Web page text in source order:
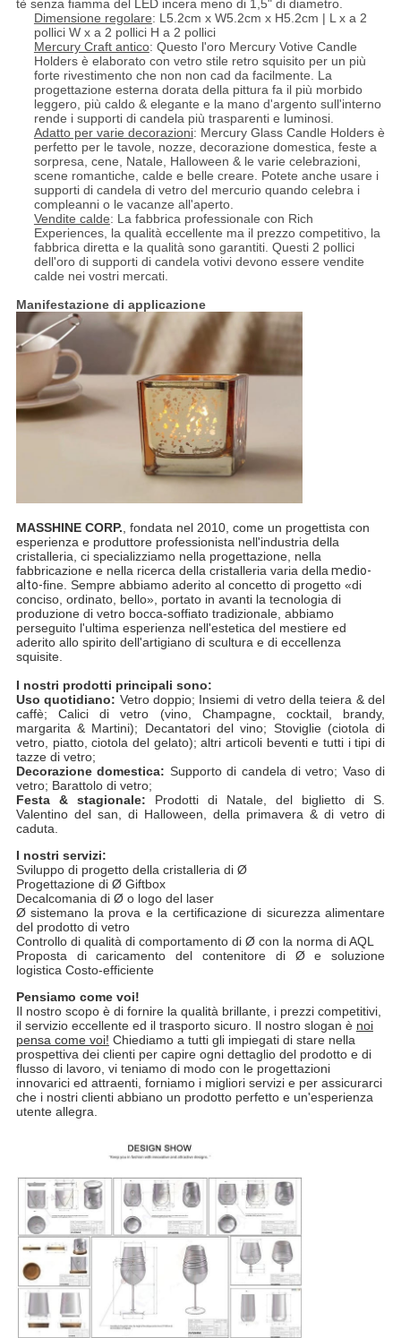
tè senza fiamma del LED incera meno di 1,5" di diametro.
Dimensione regolare: L5.2cm x W5.2cm x H5.2cm | L x a 2
pollici W x a 2 pollici H a 2 pollici
Mercury Craft antico: Questo l'oro Mercury Votive Candle
Holders è elaborato con vetro stile retro squisito per un più
forte rivestimento che non non cad da facilmente. La
progettazione esterna dorata della pittura fa il più morbido
leggero, più caldo & elegante e la mano d'argento sull'interno
rende i supporti di candela più trasparenti e luminosi.
Adatto per varie decorazioni: Mercury Glass Candle Holders è
perfetto per le tavole, nozze, decorazione domestica, feste a
sorpresa, cene, Natale, Halloween & le varie celebrazioni,
scene romantiche, calde e belle creare. Potete anche usare i
supporti di candela di vetro del mercurio quando celebra i
compleanni o le vacanze all'aperto.
Vendite calde: La fabbrica professionale con Rich
Experiences, la qualità eccellente ma il prezzo competitivo, la
fabbrica diretta e la qualità sono garantiti. Questi 2 pollici
dell'oro di supporti di candela votivi devono essere vendite
calde nei vostri mercati.
Manifestazione di applicazione
MASSHINE CORP. , fondata nel 2010, come un progettista con
esperienza e produttore professionista nell'industria della
cristalleria, ci specializziamo nella progettazione, nella
fabbricazione e nella ricerca della cristalleria varia della medio-
alto-fine. Sempre abbiamo aderito al concetto di progetto «di
conciso, ordinato, bello», portato in avanti la tecnologia di
produzione di vetro bocca-soffiato tradizionale, abbiamo
perseguito l'ultima esperienza nell'estetica del mestiere ed
aderito allo spirito dell'artigiano di scultura e di eccellenza
squisite.
I nostri prodotti principali sono:
Uso quotidiano: Vetro doppio; Insiemi di vetro della teiera & del
caffè; Calici di vetro (vino, Champagne, cocktail, brandy,
margarita & Martini); Decantatori del vino; Stoviglie (ciotola di
vetro, piatto, ciotola del gelato); altri articoli beventi e tutti i tipi di
tazze di vetro;
Decorazione domestica: Supporto di candela di vetro; Vaso di
vetro; Barattolo di vetro;
Festa & stagionale: Prodotti di Natale, del biglietto di S.
Valentino del san, di Halloween, della primavera & di vetro di
caduta.
I nostri servizi:
Sviluppo di progetto della cristalleria di Ø
Progettazione di Ø Giftbox
Decalcomania di Ø o logo del laser
Ø sistemano la prova e la certificazione di sicurezza alimentare
del prodotto di vetro
Controllo di qualità di comportamento di Ø con la norma di AQL
Proposta di caricamento del contenitore di Ø e soluzione
logistica Costo-efficiente
Pensiamo come voi!
Il nostro scopo è di fornire la qualità brillante, i prezzi competitivi,
il servizio eccellente ed il trasporto sicuro. Il nostro slogan è noi
pensa come voi! Chiediamo a tutti gli impiegati di stare nella
prospettiva dei clienti per capire ogni dettaglio del prodotto e di
flusso di lavoro, vi teniamo di modo con le progettazioni
innovarici ed attraenti, forniamo i migliori servizi e per assicurarci
che i nostri clienti abbiano un prodotto perfetto e un'esperienza
utente allegra.